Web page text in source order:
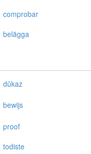
comprobar
belägga
důkaz
bewijs
proof
todiste